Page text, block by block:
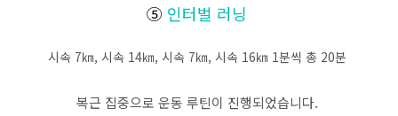
⑤ 인터벌 러닝
시속 7㎞, 시속 14㎞, 시속 7㎞, 시속 16㎞ 1분씩 총 20분
복근 집중으로 운동 루틴이 진행되었습니다.